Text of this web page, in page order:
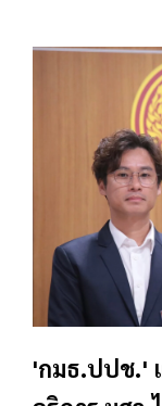
'กมธ.ปปช.'